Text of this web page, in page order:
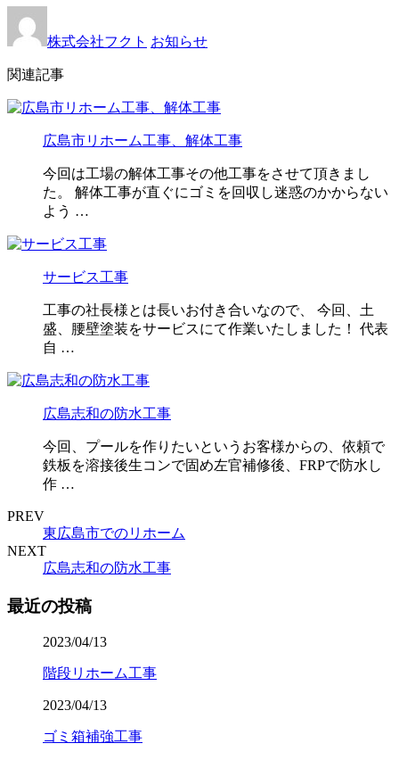
株式会社フクト お知らせ
関連記事
広島市リホーム工事、解体工事
今回は工場の解体工事その他工事をさせて頂きまし
た。 解体工事が直ぐにゴミを回収し迷惑のかからない
よう …
サービス工事
工事の社長様とは長いお付き合いなので、 今回、土
盛、腰壁塗装をサービスにて作業いたしました！ 代表
自 …
広島志和の防水工事
今回、プールを作りたいというお客様からの、依頼で
鉄板を溶接後生コンで固め左官補修後、FRPで防水し
作 …
PREV
東広島市でのリホーム
NEXT
広島志和の防水工事
最近の投稿
2023/04/13
階段リホーム工事
2023/04/13
ゴミ箱補強工事